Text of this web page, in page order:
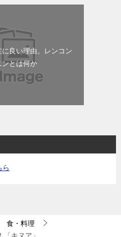
良い理由。レンコン
ンとは何か
ら
食・料理
キヌア」